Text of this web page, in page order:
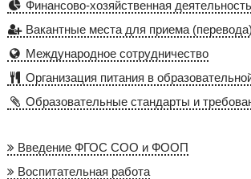
Финансово-хозяйственная деятельность
Вакантные места для приема
Международное сотрудничество
Организация питания в
Образовательные стандарты и
Введение ФГОС СОО и ФООП
Воспитательная работа